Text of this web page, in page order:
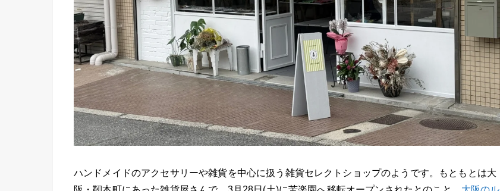
ハンドメイドのアクセサリーや雑貨を中心に扱う雑貨セレクトショップのようです。もともとは大